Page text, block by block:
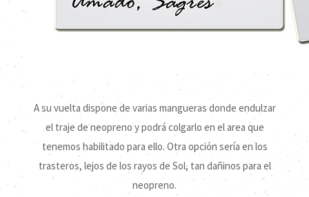
A su vuelta dispone de varias mangueras donde endulzar
el traje de neopreno y podrá colgarlo en el area que
tenemos habilitado para ello. Otra opción sería en los
trasteros, lejos de los rayos de Sol, tan dañinos para el
neopreno.